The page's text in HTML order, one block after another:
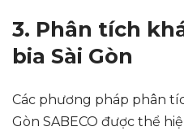
3. Phân tích
bia Sài Gòn
Các phương pháp phân
Gòn SABECO được thể